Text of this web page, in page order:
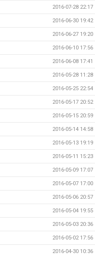
2016-07-28 22:17
2016-06-30 19:42
2016-06-27 19:20
2016-06-10 17:56
2016-06-08 17:41
2016-05-28 11:28
2016-05-25 22:54
2016-05-17 20:52
2016-05-15 20:59
2016-05-14 14:58
2016-05-13 19:19
2016-05-11 15:23
2016-05-09 17:07
2016-05-07 17:00
2016-05-06 20:57
2016-05-04 19:55
2016-05-03 20:36
2016-05-02 17:56
2016-04-30 10:36